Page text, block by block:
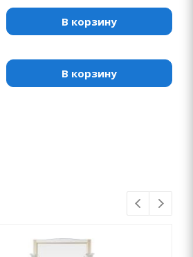
В корзину
В корзину